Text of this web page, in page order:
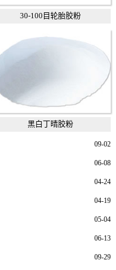
30-100目轮胎胶粉
黑白丁晴胶粉
09-02
06-08
04-24
04-19
05-04
06-13
09-29